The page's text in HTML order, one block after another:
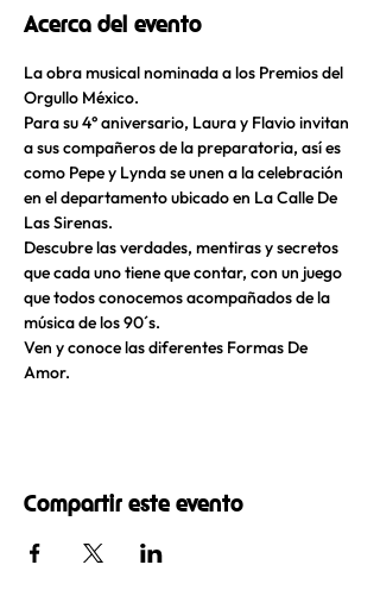
Acerca del evento
La obra musical nominada a los Premios del
Orgullo México.
Para su 4° aniversario, Laura y Flavio invitan
a sus compañeros de la preparatoria, así es
como Pepe y Lynda se unen a la celebración
en el departamento ubicado en La Calle De
Las Sirenas.
Descubre las verdades, mentiras y secretos
que cada uno tiene que contar, con un juego
que todos conocemos acompañados de la
música de los 90´s.
Ven y conoce las diferentes Formas De
Amor.
Compartir este evento